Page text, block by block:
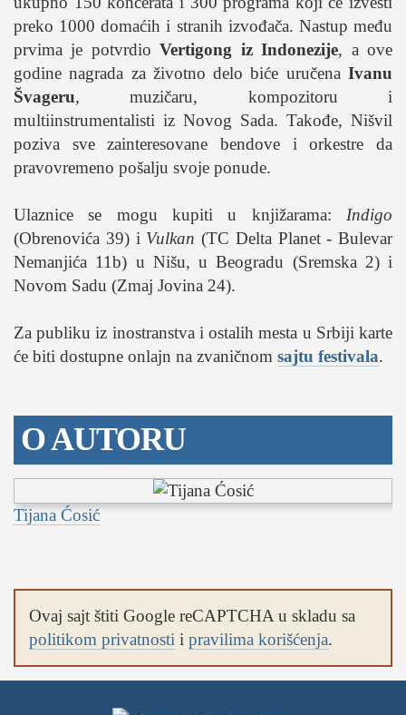
STUDENTSKI DNEVNI LIST
o nama
impresum
kontakt
preko 1000 domaćih i stranih izvođača. Nastup među
prvima je potvrdioVertigong iz Indonezije, a ove
godine nagrada za životno delo biće uručena Ivanu
Švageru, muzičaru, kompozitoru i
multiinstrumentalisti iz Novog Sada. Takođe, Nišvil
poziva sve zainteresovane bendove i orkestre da
pravovremeno pošalju svoje ponude.
Ulaznice se mogu kupiti u knjižarama: Indigo
(Obrenovića 39) i Vulkan (TC Delta Planet - Bulevar
Nemanjića 11b) u Nišu, u Beogradu (Sremska 2) i
Novom Sadu (Zmaj Jovina 24).
Za publiku iz inostranstva i ostalih mesta u Srbiji karte
će biti dostupne onlajn na zvaničnom sajtu festivala.
O AUTORU
Tijana Ćosić
Ovaj sajt štiti Google reCAPTCHA u skladu sa
politikom privatnosti i pravilima korišćenja.